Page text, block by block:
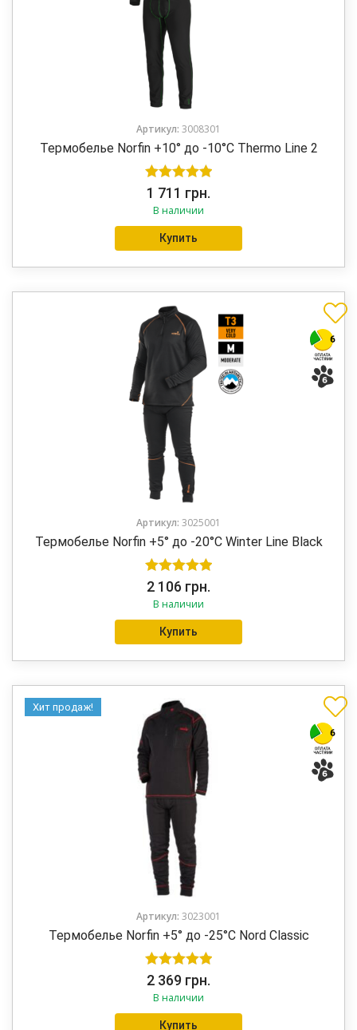
Артикул: 3008301
Термобелье Norfin +10° до -10°C Thermo Line 2
Оценка5.00
из 5
1 711 грн.
В наличии
Купить
Артикул: 3025001
Термобелье Norfin +5° до -20°C Winter Line Black
Оценка5.00
из 5
2 106 грн.
В наличии
Купить
Хит продаж!
Артикул: 3023001
Термобелье Norfin +5° до -25°C Nord Classic
Оценка5.00
из 5
2 369 грн.
В наличии
Купить